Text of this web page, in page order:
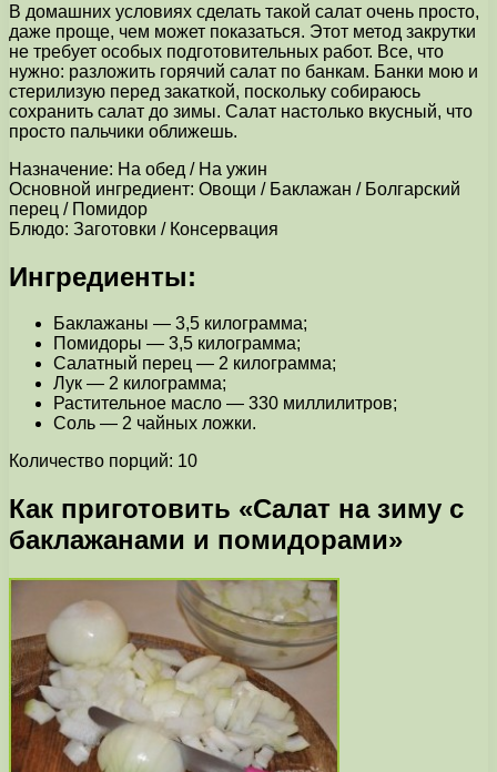
В домашних условиях сделать такой салат очень просто,
даже проще, чем может показаться. Этот метод закрутки
не требует особых подготовительных работ. Все, что
нужно: разложить горячий салат по банкам. Банки мою и
стерилизую перед закаткой, поскольку собираюсь
сохранить салат до зимы. Салат настолько вкусный, что
просто пальчики оближешь.
Назначение: На обед / На ужин
Основной ингредиент: Овощи / Баклажан / Болгарский
перец / Помидор
Блюдо: Заготовки / Консервация
Ингредиенты:
Баклажаны — 3,5 килограмма;
Помидоры — 3,5 килограмма;
Салатный перец — 2 килограмма;
Лук — 2 килограмма;
Растительное масло — 330 миллилитров;
Соль — 2 чайных ложки.
Количество порций: 10
Как приготовить «Салат на зиму с
баклажанами и помидорами»